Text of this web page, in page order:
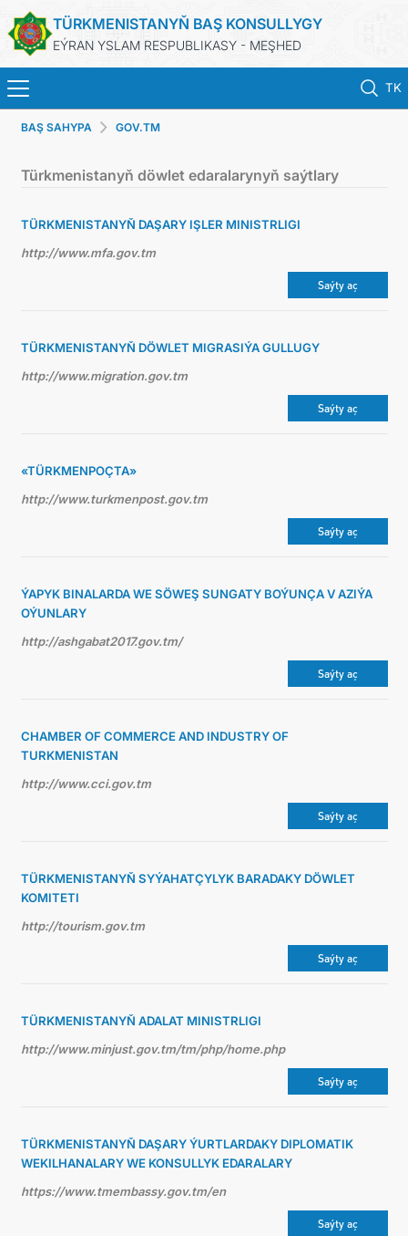
TÜRKMENISTANYŇ BAŞ KONSULLYGY
EÝRAN YSLAM RESPUBLIKASY - MEŞHED
TK
NEWS
TURKMENISTAN
CONTACT US
BAŞ SAHYPA GOV.TM
Türkmenistanyň döwlet edaralarynyň saýtlary
TÜRKMENISTANYŇ DAŞARY IŞLER MINISTRLIGI
http://www.mfa.gov.tm
Saýty aç
TÜRKMENISTANYŇ DÖWLET MIGRASIÝA GULLUGY
http://www.migration.gov.tm
Saýty aç
«TÜRKMENPOÇTA»
http://www.turkmenpost.gov.tm
Saýty aç
ÝAPYK BINALARDA WE SÖWEŞ SUNGATY BOÝUNÇA V AZIÝA
OÝUNLARY
http://ashgabat2017.gov.tm/
Saýty aç
CHAMBER OF COMMERCE AND INDUSTRY OF
TURKMENISTAN
http://www.cci.gov.tm
Saýty aç
TÜRKMENISTANYŇ SYÝAHATÇYLYK BARADAKY DÖWLET
KOMITETI
http://tourism.gov.tm
Saýty aç
TÜRKMENISTANYŇ ADALAT MINISTRLIGI
http://www.minjust.gov.tm/tm/php/home.php
Saýty aç
TÜRKMENISTANYŇ DAŞARY ÝURTLARDAKY DIPLOMATIK
WEKILHANALARY WE KONSULLYK EDARALARY
https://www.tmembassy.gov.tm/en
Saýty aç